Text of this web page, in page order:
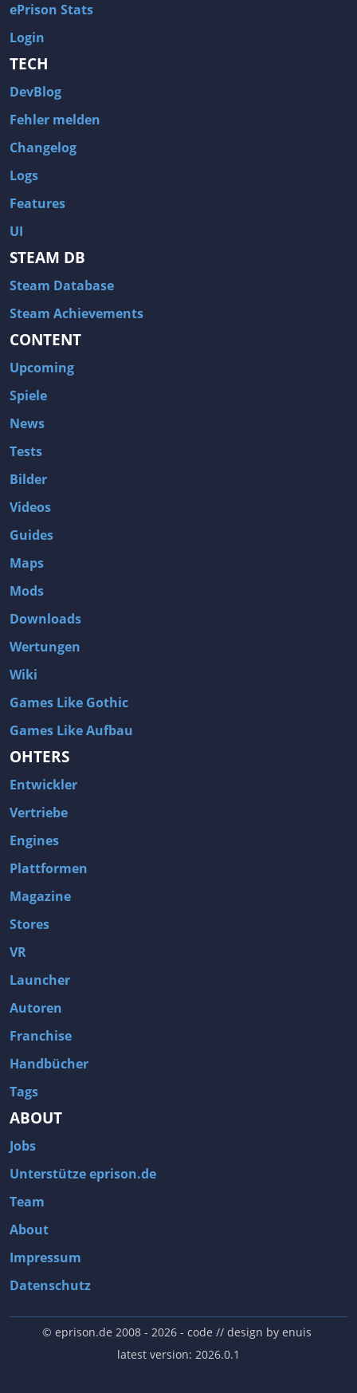
ePrison Stats
Login
TECH
DevBlog
Fehler melden
Changelog
Logs
Features
UI
STEAM DB
Steam Database
Steam Achievements
CONTENT
Upcoming
Spiele
News
Tests
Bilder
Videos
Guides
Maps
Mods
Downloads
Wertungen
Wiki
Games Like Gothic
Games Like Aufbau
OHTERS
Entwickler
Vertriebe
Engines
Plattformen
Magazine
Stores
VR
Launcher
Autoren
Franchise
Handbücher
Tags
ABOUT
Jobs
Unterstütze eprison.de
Team
About
Impressum
Datenschutz
© eprison.de 2008 - 2026- code // design by enuis
latest version: 2026.0.1